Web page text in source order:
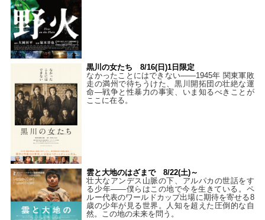
黒川の女たち 8/16(日)1日限定
なかったことにはできない——1945年 関東軍敗
走の満州で待ちうけた、黒川開拓団の壮絶な運
命―戦争と性暴力の事実、いま知るべきことが
ここに在る。
雲と大地のはざまで 8/22(土)～
壮大なアンデス山脈の下、アルパカの世話をす
る少年――僕らはこの地で今を生きている。ペ
ルー代表のワールドカップ出場に期待を寄せる8
歳の少年が見る世界。人知を超えた圧倒的な自
然。この地の未来を問う。